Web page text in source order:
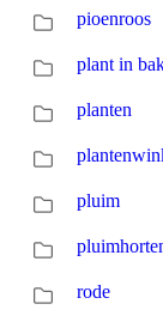
pioenroos
plant in
planten
pluim
rode